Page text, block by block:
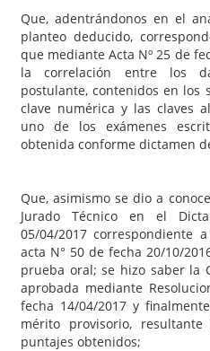
Que, adentrándonos en el
planteo deducido,
que mediante Acta Nº 25 de
la correlación entre los
postulante, contenidos en los
clave numérica y las claves
uno de los exámenes
obtenida conforme dictamen
Que, asimismo se dio a
Jurado Técnico en el
05/04/2017 correspondiente
acta N° 50 de fecha 20/10/
prueba oral; se hizo saber la
aprobada mediante
fecha 14/04/2017 y
mérito provisorio,
puntajes obtenidos;